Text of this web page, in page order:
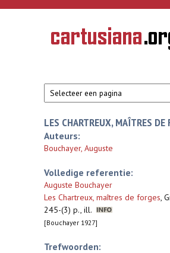
Overslaan en naar de inhoud gaan
Geschiedenis
van de
LES CHARTREUX, MAÎTRES DE
Auteurs:
Bouchayer, Auguste
Volledige referentie:
Auguste Bouchayer
Les Chartreux, maîtres de forges,
245-(3) p., ill.
[Bouchayer 1927]
Trefwoorden: